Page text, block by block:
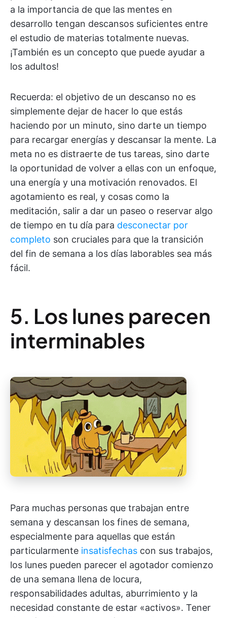
a la importancia de que las mentes en
desarrollo tengan descansos suficientes entre
el estudio de materias totalmente nuevas.
¡También es un concepto que puede ayudar a
los adultos!
Recuerda: el objetivo de un descanso no es
simplemente dejar de hacer lo que estás
haciendo por un minuto, sino darte un tiempo
para recargar energías y descansar la mente. La
meta no es distraerte de tus tareas, sino darte
la oportunidad de volver a ellas con un enfoque,
una energía y una motivación renovados. El
agotamiento es real, y cosas como la
meditación, salir a dar un paseo o reservar algo
de tiempo en tu día para desconectar por
completo son cruciales para que la transición
del fin de semana a los días laborables sea más
fácil.
5. Los lunes parecen
interminables
Para muchas personas que trabajan entre
semana y descansan los fines de semana,
especialmente para aquellas que están
particularmente insatisfechas con sus trabajos,
los lunes pueden parecer el agotador comienzo
de una semana llena de locura,
responsabilidades adultas, aburrimiento y la
necesidad constante de estar «activos». Tener